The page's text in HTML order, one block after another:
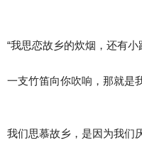
“我思恋故乡的炊烟，还有
一支竹笛向你吹响，那就是
我们思慕故乡，是因为我们